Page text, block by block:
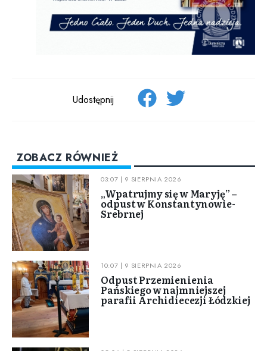
Udostępnij
ZOBACZ RÓWNIEŻ
03:07 | 9 SIERPNIA 2026
„Wpatrujmy się w Maryję” –
odpust w Konstantynowie-
Srebrnej
10:07 | 9 SIERPNIA 2026
Odpust Przemienienia
Pańskiego w najmniejszej
parafii Archidiecezji Łódzkiej